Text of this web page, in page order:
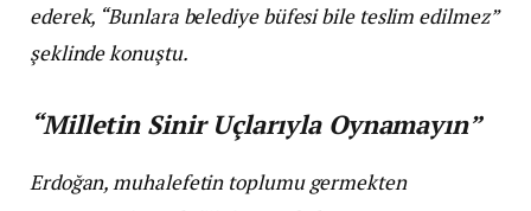
ederek, “Bunlara belediye büfesi bile teslim edilmez”
şeklinde konuştu.
“Milletin Sinir Uçlarıyla Oynamayın”
Erdoğan, muhalefetin toplumu germekten